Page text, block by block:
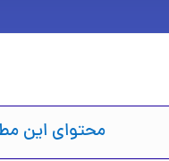
محتوای این